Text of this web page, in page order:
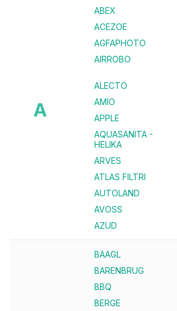
A
ABEX
ACEZOE
AGFAPHOTO
AIRROBO
ALECTO
AMIO
APPLE
AQUASANITA -
HELIKA
ARVES
ATLAS FILTRI
AUTOLAND
AVOSS
AZUD
BAAGL
BARENBRUG
BBQ
BERGE